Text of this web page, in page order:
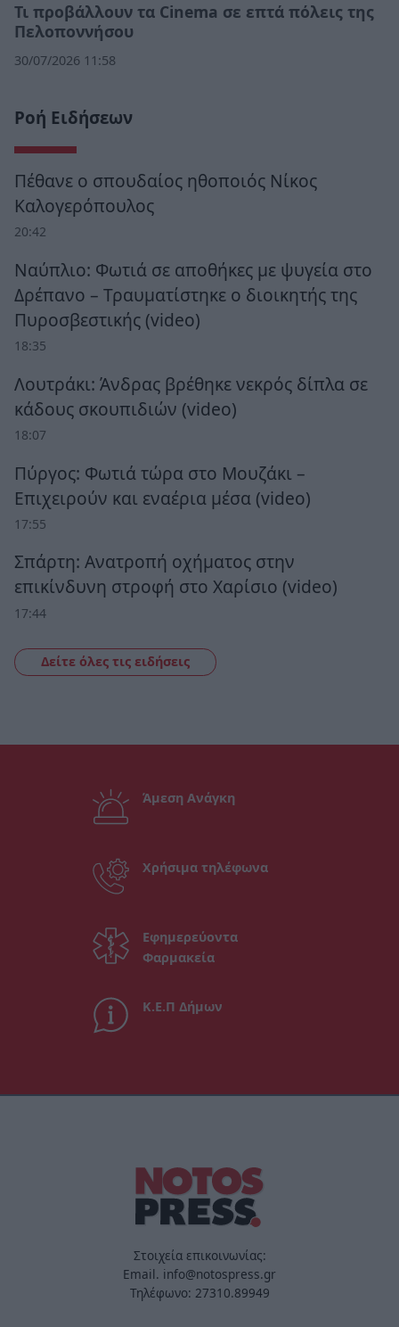
Τι προβάλλουν τα Cinema σε επτά πόλεις της
Πελοποννήσου
30/07/2026 11:58
Ροή Ειδήσεων
Πέθανε ο σπουδαίος ηθοποιός Νίκος
Καλογερόπουλος
20:42
Ναύπλιο: Φωτιά σε αποθήκες με ψυγεία στο
Δρέπανο – Τραυματίστηκε ο διοικητής της
Πυροσβεστικής (video)
18:35
Λουτράκι: Άνδρας βρέθηκε νεκρός δίπλα σε
κάδους σκουπιδιών (video)
18:07
Πύργος: Φωτιά τώρα στο Μουζάκι –
Επιχειρούν και εναέρια μέσα (video)
17:55
Σπάρτη: Ανατροπή οχήματος στην
επικίνδυνη στροφή στο Χαρίσιο (video)
17:44
Δείτε όλες τις ειδήσεις
Άμεση Ανάγκη
Χρήσιμα τηλέφωνα
Εφημερεύοντα
Φαρμακεία
Κ.Ε.Π Δήμων
Στοιχεία επικοινωνίας:
Email. info@notospress.gr
Τηλέφωνο: 27310.89949